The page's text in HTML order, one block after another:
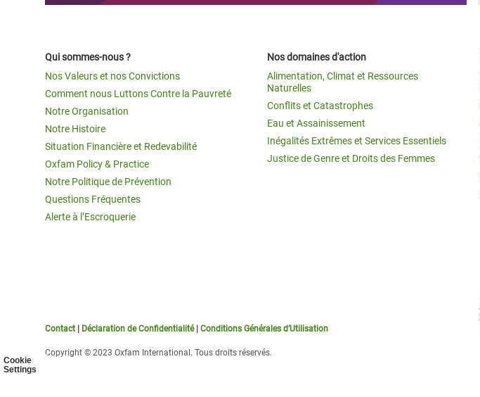
Cookie
Settings
Qui sommes-nous ?
Nos Valeurs et nos Convictions
Comment nous Luttons Contre la Pauvreté
Notre Organisation
Notre Histoire
Situation Financière et Redevabilité
Oxfam Policy & Practice
Notre Politique de Prévention
Questions Fréquentes
Alerte à l’Escroquerie
Nos domaines d'action
Alimentation, Climat et Ressources
Naturelles
Conflits et Catastrophes
Eau et Assainissement
Inégalités Extrêmes et Services Essentiels
Justice de Genre et Droits des Femmes
Contact Déclaration de Confidentialité| Conditions Générales d’Utilisation
Copyright © 2023 Oxfam International. Tous droits réservés.